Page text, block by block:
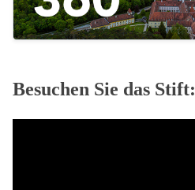
Besuchen Sie das Stift: